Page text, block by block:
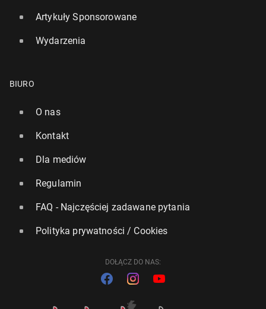
Artykuły Sponsorowane
Wydarzenia
BIURO
O nas
Kontakt
Dla mediów
Regulamin
FAQ - Najczęściej zadawane pytania
Polityka prywatności / Cookies
DOŁĄCZ DO NAS: